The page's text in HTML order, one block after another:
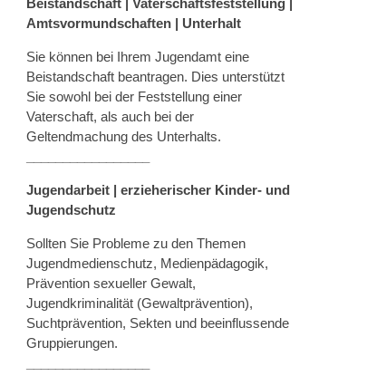
Beistandschaft | Vaterschaftsfeststellung |
Amtsvormundschaften | Unterhalt
Sie können bei Ihrem Jugendamt eine
Beistandschaft beantragen. Dies unterstützt
Sie sowohl bei der Feststellung einer
Vaterschaft, als auch bei der
Geltendmachung des Unterhalts.
Jugendarbeit | erzieherischer Kinder- und
Jugendschutz
Sollten Sie Probleme zu den Themen
Jugendmedienschutz, Medienpädagogik,
Prävention sexueller Gewalt,
Jugendkriminalität (Gewaltprävention),
Suchtprävention, Sekten und beeinflussende
Gruppierungen.